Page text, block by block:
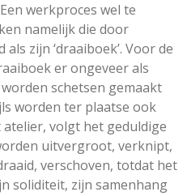
werkproces wel te
namelijk die door
zijn ‘draaiboek’. Voor de
er ongeveer als
schetsen gemaakt
worden ter plaatse ook
atelier, volgt het geduldige
uitvergroot, verknipt,
verschoven, totdat het
soliditeit, zijn samenhang